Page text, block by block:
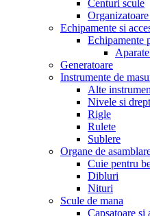
Centuri scule
Echipamente si
Echipamente
Generatoare
Instrumente de
Alte
Nivele si
Rigle
Rulete
Sublere
Organe de
Cuie pentru
Dibluri
Nituri
Scule de mana
Capsatoare si